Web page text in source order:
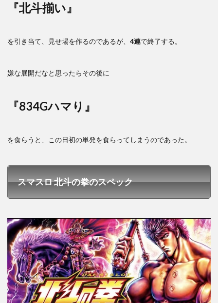
『北斗揃い』
を引き当て、見せ場を作るのであるが、 4連で終了する。
嫌な展開だなと思ったらその後に
『834Gハマり』
を食らうと、この日初の単発を食らってしまうのであった。
スマスロ 北斗の拳のスペック